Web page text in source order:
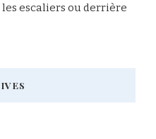
les escaliers ou derrière